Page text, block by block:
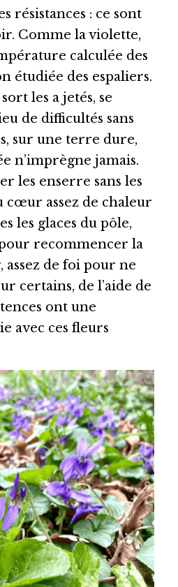
résistances : ce sont
Comme la violette,
calculée des
étudiée des espaliers.
les a jetés, se
de difficultés sans
sur une terre dure,
n’imprègne jamais.
les enserre sans les
cœur assez de chaleur
les glaces du pôle,
recommencer la
de foi pour ne
certains, de l’aide de
ont une
avec ces fleurs